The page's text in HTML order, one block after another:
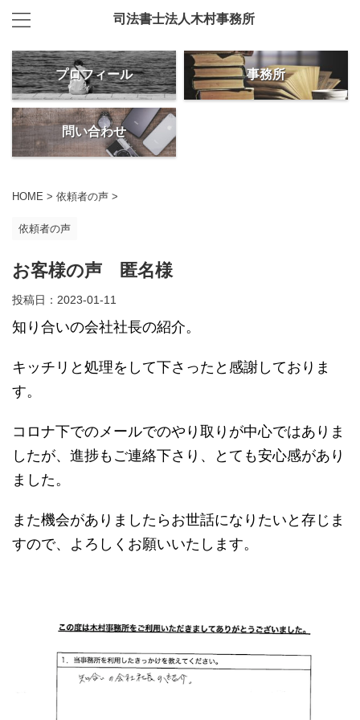
司法書士法人木村事務所
プロフィール 事務所
問い合わせ
HOME > 依頼者の声 >
依頼者の声
お客様の声 匿名様
投稿日： 2023-01-11
知り合いの会社社長の紹介。
キッチリと処理をして下さったと感謝しておりま
す。
コロナ下でのメールでのやり取りが中心ではありま
したが、進捗もご連絡下さり、とても安心感があり
ました。
また機会がありましたらお世話になりたいと存じま
すので、よろしくお願いいたします。